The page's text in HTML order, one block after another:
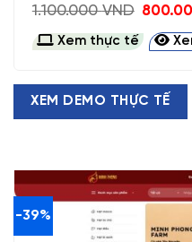
1.100.000VND
Giá
là:
Xem thực tế
XEM DEMO THỰC TẾ
-39%